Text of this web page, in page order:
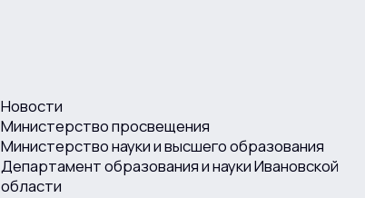
Новости
Министерство просвещения
Министерство науки и высшего образования
Департамент образования и науки Ивановской
области